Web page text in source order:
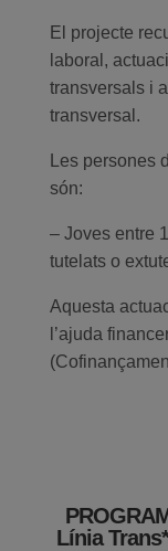
El projecte
laboral,
transversals i
transversal.
Les persones
són:
– Joves entre
tutelats o
Aquesta
l’ajuda
Línia